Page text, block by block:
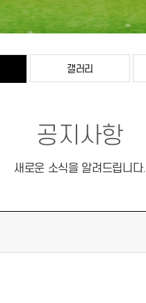
갤러리
공지사항
새로운 소식을 알려드립니다.